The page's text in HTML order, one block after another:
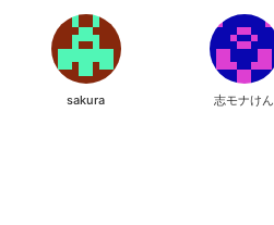
sakura 志モナけん